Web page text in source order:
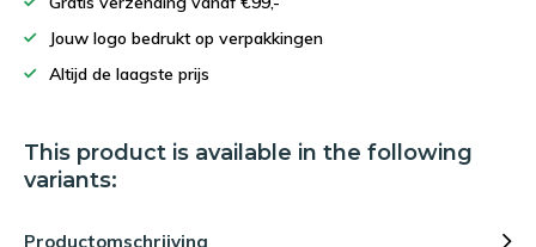
Jouw logo bedrukt op verpakkingen
Altijd de laagste prijs
This product is available in the following
variants:
Productomschrijving